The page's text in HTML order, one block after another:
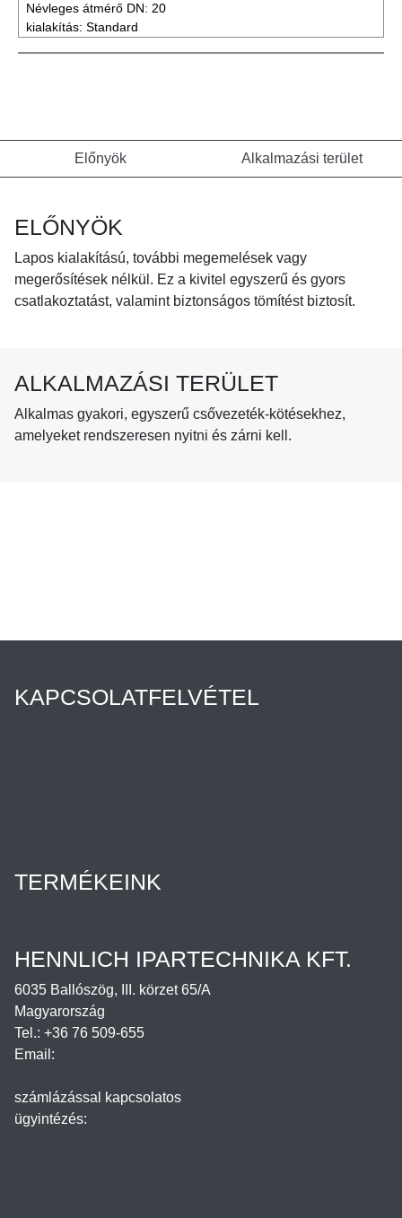
Névleges átmérő DN: 20
kialakítás: Standard
Előnyök Alkalmazási terület
ELŐNYÖK
Lapos kialakítású, további megemelések vagy
megerősítések nélkül. Ez a kivitel egyszerű és gyors
csatlakoztatást, valamint biztonságos tömítést biztosít.
ALKALMAZÁSI TERÜLET
Alkalmas gyakori, egyszerű csővezeték-kötésekhez,
amelyeket rendszeresen nyitni és zárni kell.
KAPCSOLATFELVÉTEL
TERMÉKEINK
HENNLICH IPARTECHNIKA KFT.
6035 Ballószög, III. körzet 65/A
Magyarország
Tel.: +36 76 509-655
Email:
számlázással kapcsolatos
ügyintézés: